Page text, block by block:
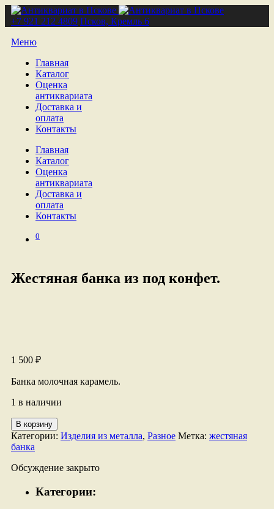
+7 921 212 4809 Псков, Кремль 6
Меню
Главная
Каталог
Оценка
антиквариата
Доставка и
оплата
Контакты
Главная
Каталог
Оценка
антиквариата
Доставка и
оплата
Контакты
0
Жестяная банка из под конфет.
1 500 ₽
Банка молочная карамель.
1 в наличии
Количество
товара
Жестяная
из
конфет.
В корзину
Категории: Изделия из металла, Разное Метка: жестяная
банка
Обсуждение закрыто
Категории: